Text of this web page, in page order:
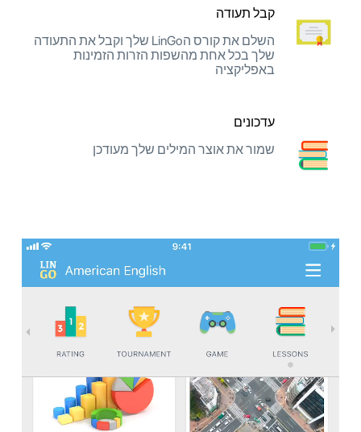
קבל תעודה
השלם את קורס הLinGo שלך וקבל את התעודה
שלך בכל אחת מהשפות הזרות הזמינות
באפליקציה
עדכונים
שמור את אוצר המילים שלך מעודכן